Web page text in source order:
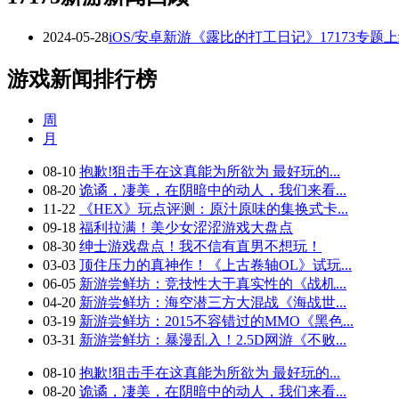
2024-05-28iOS/安卓新游《露比的打工日记》17173专题
游戏新闻排行榜
周
月
08-10 抱歉!狙击手在这真能为所欲为 最好玩的...
08-20 诡谲，凄美，在阴暗中的动人，我们来看...
11-22
《HEX》玩点评测：原汁原味的集换式卡...
09-18 福利拉满！美少女涩涩游戏大盘点
08-30 绅士游戏盘点！我不信有直男不想玩！
03-03 顶住压力的真神作！《上古卷轴OL》试玩...
06-05 新游尝鲜坊：竞技性大于真实性的《战机...
04-20 新游尝鲜坊：海空潜三方大混战《海战世...
03-19 新游尝鲜坊：2015不容错过的MMO《黑色...
03-31 新游尝鲜坊：暴漫乱入！2.5D网游《不败...
08-10 抱歉!狙击手在这真能为所欲为 最好玩的...
08-20 诡谲，凄美，在阴暗中的动人，我们来看...